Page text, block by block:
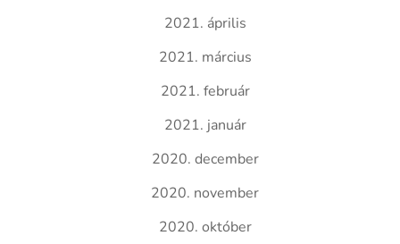
2021. április
2021. március
2021. február
2021. január
2020. december
2020. november
2020. október